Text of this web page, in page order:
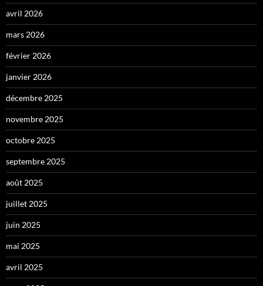
avril 2026
mars 2026
février 2026
janvier 2026
décembre 2025
novembre 2025
octobre 2025
septembre 2025
août 2025
juillet 2025
juin 2025
mai 2025
avril 2025